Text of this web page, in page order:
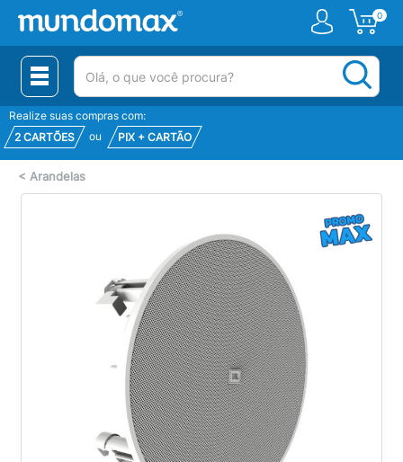
0
(pesquisar)
Realize suas compras com:
2 CARTÕES
ou PIX + CARTÃO
< Arandelas